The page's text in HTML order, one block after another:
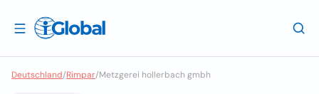
Deutschland/Rimpar/Metzgerei hollerbach gmbh